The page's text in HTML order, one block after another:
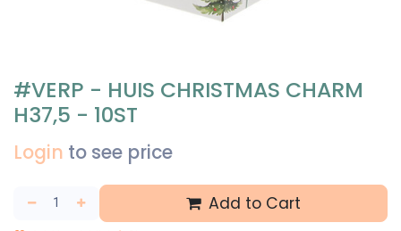
#VERP - HUIS CHRISTMAS CHARM
H37,5 - 10ST
Login to see price
Add to Cart